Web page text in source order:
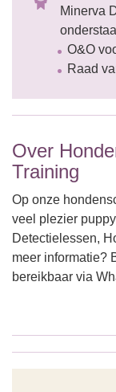
Minerva
O&O
Raad
Over
Training
Op onze
veel plezier
Detectielessen,
meer informatie?
bereikbaar via